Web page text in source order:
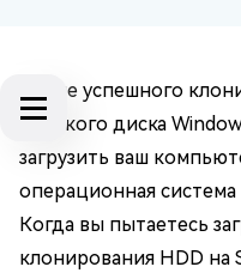
После успешного
жесткого диска
загрузить ваш
операционная
Когда вы пытаетесь
клонирования HDD на